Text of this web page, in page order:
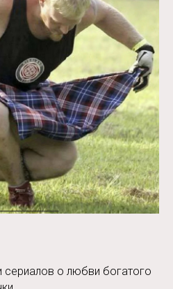
сериалов о любви богатого